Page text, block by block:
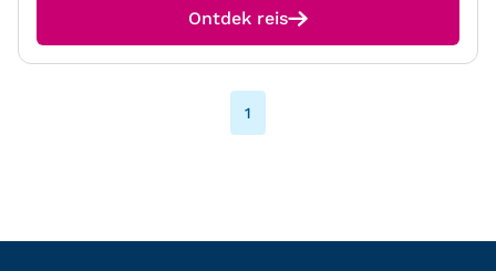
Ontdek reis
1